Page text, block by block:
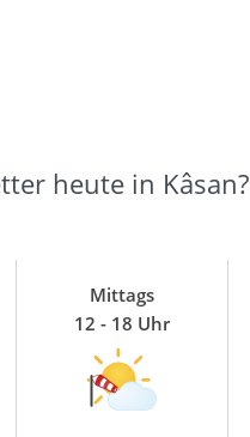
heute in Kâsan?
Mittags
12 - 18 Uhr
in 3h